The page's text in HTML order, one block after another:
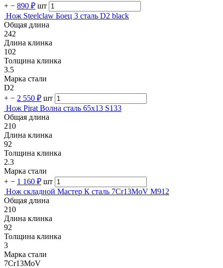
+ − 890 ₽ шт
Нож Steelclaw Боец 3 сталь D2 black
Общая длина
242
Длина клинка
102
Толщина клинка
3.5
Марка стали
D2
+ − 2 550 ₽ шт
Нож Pirat Волна сталь 65х13 S133
Общая длина
210
Длина клинка
92
Толщина клинка
2.3
Марка стали
+ − 1 160 ₽ шт
Нож складной Мастер К сталь 7Cr13MoV M912
Общая длина
210
Длина клинка
92
Толщина клинка
3
Марка стали
7Cr13MoV